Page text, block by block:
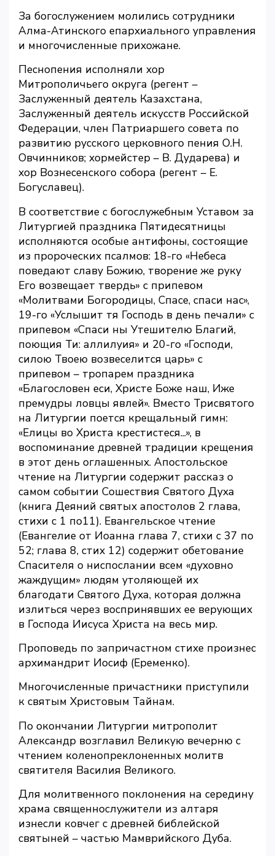
За богослужением молились сотрудники
Алма-Атинского епархиального управления
и многочисленные прихожане.
Песнопения исполняли хор
Митрополичьего округа (регент –
Заслуженный деятель Казахстана,
Заслуженный деятель искусств Российской
Федерации, член Патриаршего совета по
развитию русского церковного пения О.Н.
Овчинников; хормейстер – В. Дударева) и
хор Вознесенского собора (регент – Е.
Богуславец).
В соответствие с богослужебным Уставом за
Литургией праздника Пятидесятницы
исполняются особые антифоны, состоящие
из пророческих псалмов: 18-го «Небеса
поведают славу Божию, творение же руку
Его возвещает твердь» с припевом
«Молитвами Богородицы, Спасе, спаси нас»,
19-го «Услышит тя Господь в день печали» с
припевом «Спаси ны Утешителю Благий,
поющия Ти: аллилуия» и 20-го «Господи,
силою Твоею возвеселится царь» с
припевом – тропарем праздника
«Благословен еси, Христе Боже наш, Иже
премудры ловцы явлей». Вместо Трисвятого
на Литургии поется крещальный гимн:
«Елицы во Христа крестистеся...», в
воспоминание древней традиции крещения
в этот день оглашенных. Апостольское
чтение на Литургии содержит рассказ о
самом событии Сошествия Святого Духа
(книга Деяний святых апостолов 2 глава,
стихи с 1 по11). Евангельское чтение
(Евангелие от Иоанна глава 7, стихи с 37 по
52; глава 8, стих 12) содержит обетование
Спасителя о ниспослании всем «духовно
жаждущим» людям утоляющей их
благодати Святого Духа, которая должна
излиться через воспринявших ее верующих
в Господа Иисуса Христа на весь мир.
Проповедь по запричастном стихе произнес
архимандрит Иосиф (Еременко).
Многочисленные причастники приступили
к святым Христовым Тайнам.
По окончании Литургии митрополит
Александр возглавил Великую вечерню с
чтением коленопреклоненных молитв
святителя Василия Великого.
Для молитвенного поклонения на середину
храма священнослужители из алтаря
изнесли ковчег с древней библейской
святыней – частью Мамврийского Дуба.